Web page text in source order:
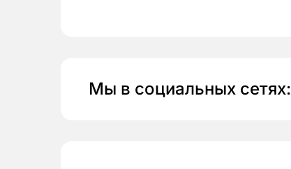
Мы в социальных сетях: